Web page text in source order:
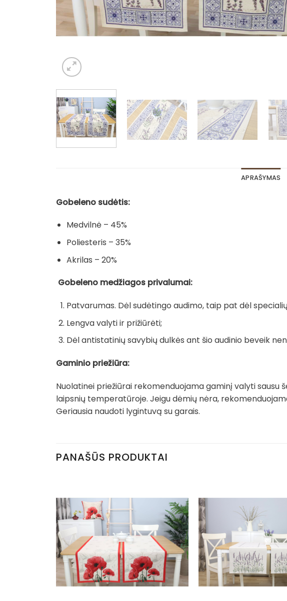
APRAŠYMAS
Gobeleno sudėtis:
Medvilnė – 45%
Poliesteris – 35%
Akrilas – 20%
Gobeleno medžiagos privalumai:
Patvarumas. Dėl sudėtingo audimo, taip pat dėl
Lengva valyti ir prižiūrėti;
Dėl antistatinių savybių dulkės ant šio audinio beveik
Gaminio priežiūra:
Nuolatinei priežiūrai rekomenduojama gaminį valyti sausu
laipsnių temperatūroje. Jeigu dėmių nėra,
Geriausia naudoti lygintuvą su garais.
PANAŠŪS PRODUKTAI